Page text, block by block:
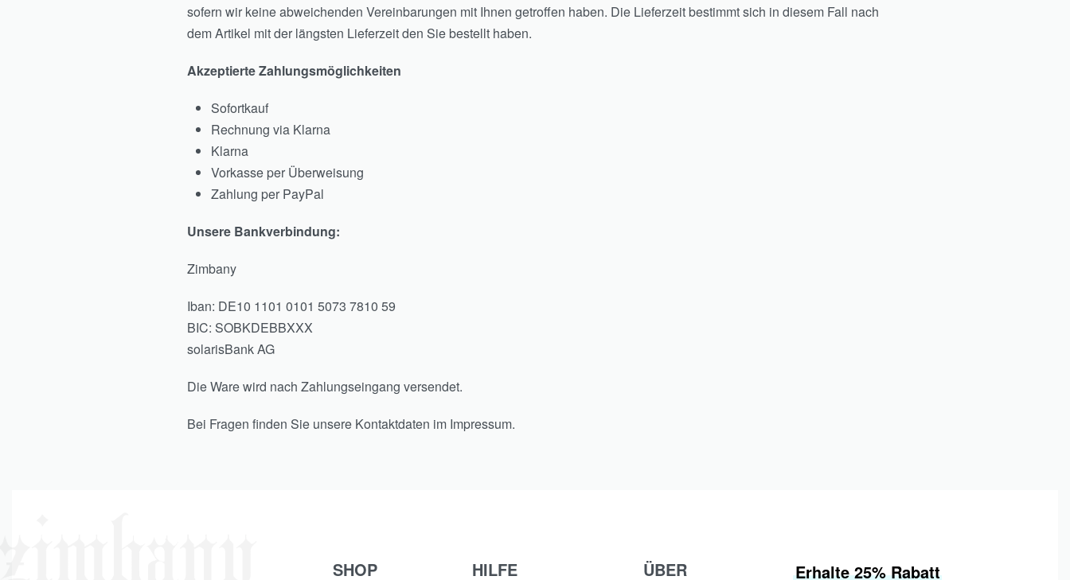
sofern wir keine abweichenden Vereinbarungen mit Ihnen getroffen haben. Die Lieferzeit bestimmt sich in diesem Fall nach
dem Artikel mit der längsten Lieferzeit den Sie bestellt haben.
Akzeptierte Zahlungsmöglichkeiten
Sofortkauf
Rechnung via Klarna
Klarna
Vorkasse per Überweisung
Zahlung per PayPal
Unsere Bankverbindung:
Zimbany
Iban: DE10 1101 0101 5073 7810 59
BIC: SOBKDEBBXXX
solarisBank AG
Die Ware wird nach Zahlungseingang versendet.
Bei Fragen finden Sie unsere Kontaktdaten im Impressum.
SHOP HILFE ÜBER Erhalte 25% Rabatt